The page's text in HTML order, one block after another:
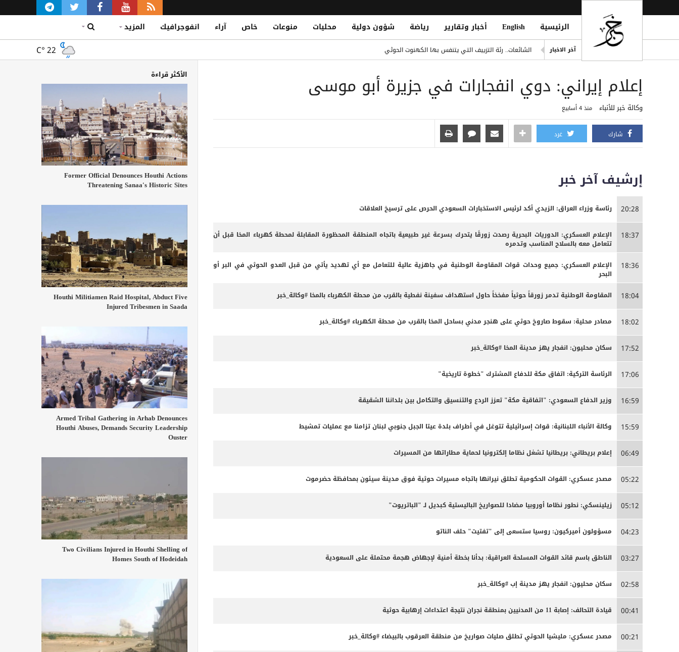
الرئيسية English أخبار وتقارير رياضة شؤون دولية محليات منوعات خاص آراء انفوجرافيك المزيد
آخر الاخبار
الشائعات.. رئة التزييف التي يتنفس بها الكهنوت الحوثي
دفاع شبوة تُعلن الرد على قصف حوثي تسبب بمقتل اثنين من قواتها بجبهة حريب
National Resistance Thwarts Houthi Oil Tanker Attack Attempt
C° 22
إعلام إيراني: دوي انفجارات في جزيرة أبو موسى
وكالة خبر للأنباء منذ 4 أسابيع
شارك غرد
إرشيف آخر خبر
20:28 رئاسة وزراء العراق: الزيدي أكد لرئيس الاستخبارات السعودي الحرص على ترسيخ العلاقات
18:37
الإعلام العسكري: الدوريات البحرية رصدت زورقًا يتحرك بسرعة غير طبيعية باتجاه المنطقة المحظورة المقابلة لمحطة كهرباء المخا قبل أن
تتعامل معه بالسلاح المناسب وتدمره
18:36
الإعلام العسكري: جميع وحدات قوات المقاومة الوطنية في جاهزية عالية للتعامل مع أي تهديد يأتي من قبل العدو الحوثي في البر أو
البحر
18:04 المقاومة الوطنية تدمر زورقاً حوثياً مفخخاً حاول استهداف سفينة نفطية بالقرب من محطة الكهرباء بالمخا #وكالة_خبر
18:02 مصادر محلية: سقوط صاروخ حوثي على هنجر مدني بساحل المخا بالقرب من محطة الكهرباء #وكالة_خبر
17:52 سكان محليون: انفجار يهز مدينة المخا #وكالة_خبر
17:06 الرئاسة التركية: اتفاق مكة للدفاع المشترك "خطوة تاريخية"
16:59 وزير الدفاع السعودي: "اتفاقية مكة" تعزز الردع والتنسيق والتكامل بين بلداننا الشقيقة
15:59 وكالة الأنباء اللبنانية: قوات إسرائيلية تتوغل في أطراف بلدة عيتا الجبل جنوبي لبنان تزامنا مع عمليات تمشيط
06:49 إعلام بريطاني: بريطانيا تشغل نظاما إلكترونيا لحماية مطاراتها من المسيرات
05:22 مصدر عسكري: القوات الحكومية تطلق نيرانها باتجاه مسيرات حوثية فوق مدينة سيئون بمحافظة حضرموت
05:12 زيلينسكي: نطور نظاما أوروبيا مضادا للصواريخ الباليستية كبديل لـ "الباتريوت"
04:23 مسؤولون أميركيون: روسيا ستسعى إلى "تفتيت" حلف الناتو
03:27 الناطق باسم قائد القوات المسلحة العراقية: بدأنا بخطة أمنية لإجهاض هجمة محتملة على السعودية
02:58 سكان محليون: انفجار يهز مدينة إب #وكالة_خبر
00:41 قيادة التحالف: إصابة 11 من المدنيين بمنطقة نجران نتيجة اعتداءات إرهابية حوثية
00:21 مصدر عسكري: مليشيا الحوثي تطلق صليات صواريخ من منطقة العرقوب بالبيضاء #وكالة_خبر
الأكثر قراءة
Former Official Denounces Houthi Actions
Threatening Sanaa's Historic Sites
Houthi Militiamen Raid Hospital, Abduct Five
Injured Tribesmen in Saada
Armed Tribal Gathering in Arhab Denounces
Houthi Abuses, Demands Security Leadership
Ouster
Two Civilians Injured in Houthi Shelling of
Homes South of Hodeidah